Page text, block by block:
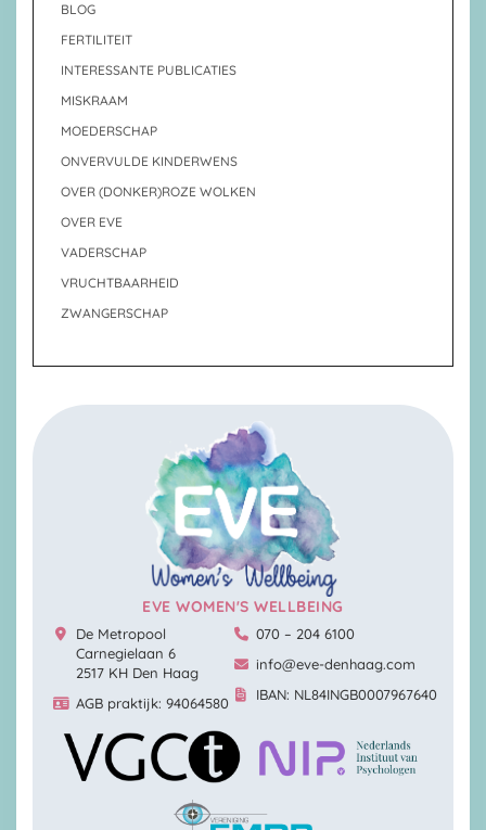
BLOG
FERTILITEIT
INTERESSANTE PUBLICATIES
MISKRAAM
MOEDERSCHAP
ONVERVULDE KINDERWENS
OVER (DONKER)ROZE WOLKEN
OVER EVE
VADERSCHAP
VRUCHTBAARHEID
ZWANGERSCHAP
EVE WOMEN'S WELLBEING
De Metropool
Carnegielaan 6
2517 KH Den Haag
AGB praktijk: 94064580
070 – 204 6100
info@eve-denhaag.com
IBAN: NL84INGB0007967640